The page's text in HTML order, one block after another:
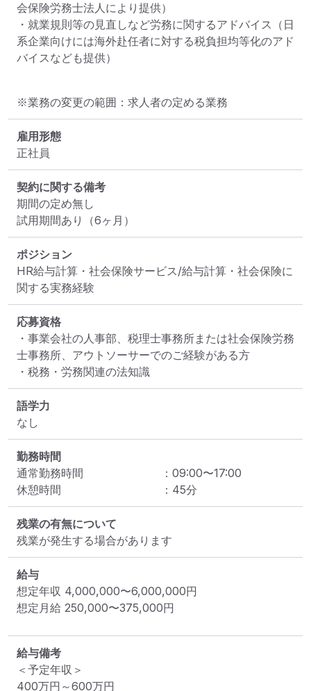
会保険労務士法人により提供）
・就業規則等の見直しなど労務に関するアドバイス（日
系企業向けには海外赴任者に対する税負担均等化のアド
バイスなども提供）
※業務の変更の範囲：求人者の定める業務
雇用形態
正社員
契約に関する備考
期間の定め無し
試用期間あり（6ヶ月）
ポジション
HR給与計算・社会保険サービス/給与計算・社会保険に
関する実務経験
応募資格
・事業会社の人事部、税理士事務所または社会保険労務
士事務所、アウトソーサーでのご経験がある方
・税務・労務関連の法知識
語学力
なし
勤務時間
通常勤務時間
： 09:00〜17:00
休憩時間
： 45分
残業の有無について
残業が発生する場合があります
給与
想定年収 4,000,000〜6,000,000円
想定月給 250,000〜375,000円
給与備考
＜予定年収＞
400万円～600万円